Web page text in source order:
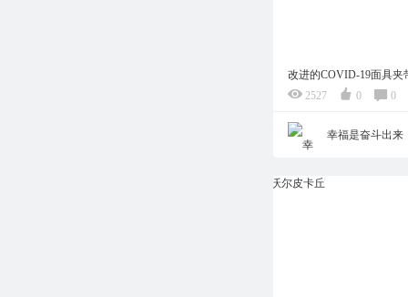
改进的COVID-19面具夹
2527
0 0
幸福是奋斗出来